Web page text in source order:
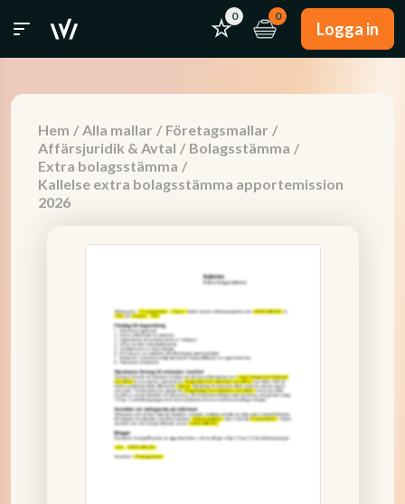
0 0
Logga in
Hem / Alla mallar / Företagsmallar /
Affärsjuridik & Avtal / Bolagsstämma /
Extra bolagsstämma /
Kallelse extra bolagsstämma apportemission
2026